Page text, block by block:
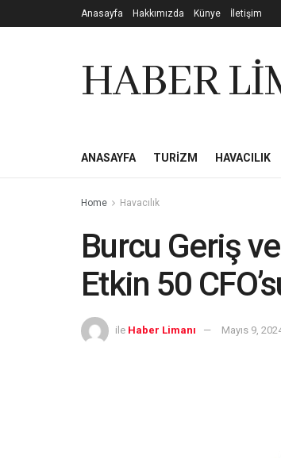
Anasayfa Hakkımızda Künye İletişim
HABER
ANASAYFA TURIZM HAVACILIK
Home Havacılık
Burcu Geriş
Etkin 50
ile Haber Limanı Mayıs 9,